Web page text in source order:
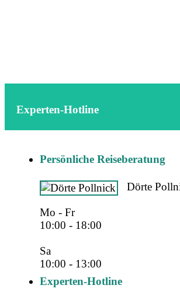
Experten-Hotline
Persönliche Reiseberatung
Dörte
Mo - Fr
10:00 - 18:00
Sa
10:00 - 13:00
Experten-Hotline